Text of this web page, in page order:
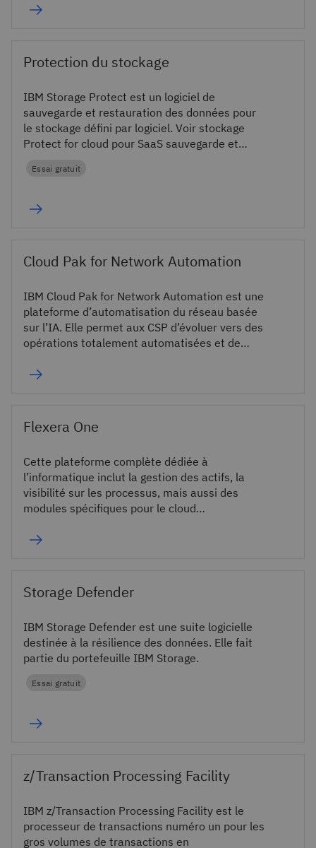
Protection du stockage
IBM Storage Protect est un logiciel de
sauvegarde et restauration des données pour
le stockage défini par logiciel. Voir stockage
Protect for cloud pour SaaS sauvegarde et
Essai gratuit
Cloud Pak for Network Automation
IBM Cloud Pak for Network Automation est une
plateforme d’automatisation du réseau basée
sur l’IA. Elle permet aux CSP d’évoluer vers des
opérations totalement automatisées et de
Flexera One
Cette plateforme complète dédiée à
l’informatique inclut la gestion des actifs, la
visibilité sur les processus, mais aussi des
modules spécifiques pour le cloud
modernisation).
Storage Defender
IBM Storage Defender est une suite logicielle
destinée à la résilience des données. Elle fait
partie du portefeuille IBM Storage.
Essai gratuit
z/Transaction Processing Facility
IBM z/Transaction Processing Facility est le
processeur de transactions numéro un pour les
gros volumes de transactions en